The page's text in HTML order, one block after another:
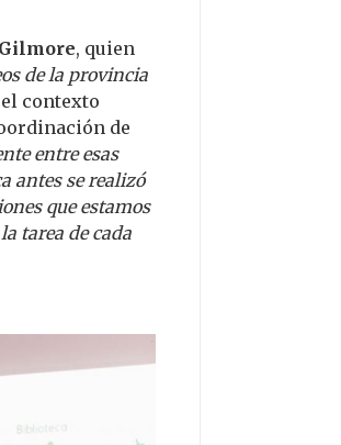
, quien
de la provincia
contexto
de
entre esas
antes se realizó
que estamos
tarea de cada